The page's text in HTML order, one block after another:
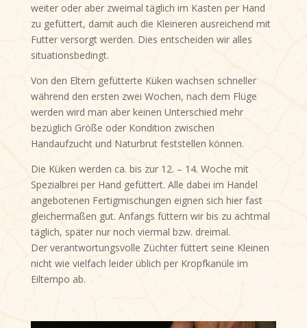
weiter oder aber zweimal täglich im Kasten per Hand
zu gefüttert, damit auch die Kleineren ausreichend mit
Futter versorgt werden. Dies entscheiden wir alles
situationsbedingt.
Von den Eltern gefütterte Küken wachsen schneller
während den ersten zwei Wochen, nach dem Flüge
werden wird man aber keinen Unterschied mehr
bezüglich Größe oder Kondition zwischen
Handaufzucht und Naturbrut feststellen können.
Die Küken werden ca. bis zur 12. – 14. Woche mit
Spezialbrei per Hand gefüttert. Alle dabei im Handel
angebotenen Fertigmischungen eignen sich hier fast
gleichermaßen gut. Anfangs füttern wir bis zu achtmal
täglich, später nur noch viermal bzw. dreimal.
Der verantwortungsvolle Züchter füttert seine Kleinen
nicht wie vielfach leider üblich per Kropfkanüle im
Eiltempo ab.